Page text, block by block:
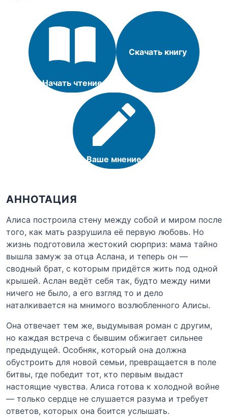
Начать чтение
Скачать книгу
Ваше мнение
АННОТАЦИЯ
Алиса построила стену между собой и миром после
того, как мать разрушила её первую любовь. Но
жизнь подготовила жестокий сюрприз: мама тайно
вышла замуж за отца Аслана, и теперь он —
сводный брат, с которым придётся жить под одной
крышей. Аслан ведёт себя так, будто между ними
ничего не было, а его взгляд то и дело
наталкивается на мнимого возлюбленного Алисы.
Она отвечает тем же, выдумывая роман с другим,
но каждая встреча с бывшим обжигает сильнее
предыдущей. Особняк, который она должна
обустроить для новой семьи, превращается в поле
битвы, где победит тот, кто первым выдаст
настоящие чувства. Алиса готова к холодной войне
— только сердце не слушается разума и требует
ответов, которых она боится услышать.